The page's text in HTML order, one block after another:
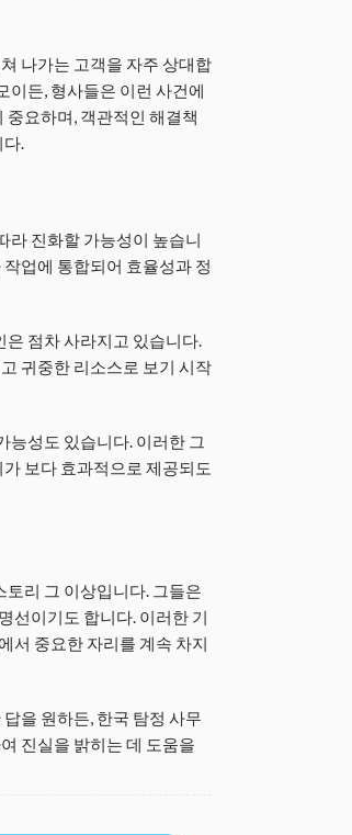
나가는 고객을 자주 상대합
이든, 형사들은 이런 사건에
요하며, 객관적인 해결책
.
라 진화할 가능성이 높습니
업에 통합되어 효율성과 정
점차 사라지고 있습니다.
귀중한 리소스로 보기 시작
능성도 있습니다. 이러한 그
보다 효과적으로 제공되도
리 그 이상입니다. 그들은
선이기도 합니다. 이러한 기
서 중요한 자리를 계속 차지
을 원하든, 한국 탐정 사무
진실을 밝히는 데 도움을